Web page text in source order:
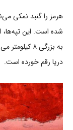
هرمز را گنبد نمکی
شده است. این
دریا رقم خورده است.